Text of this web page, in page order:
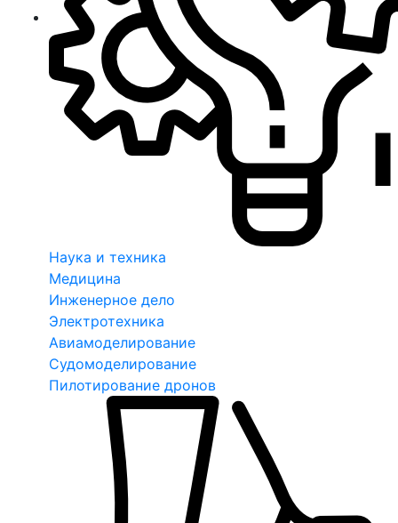
Наука и техника
Медицина
Инженерное дело
Электротехника
Авиамоделирование
Судомоделирование
Пилотирование дронов